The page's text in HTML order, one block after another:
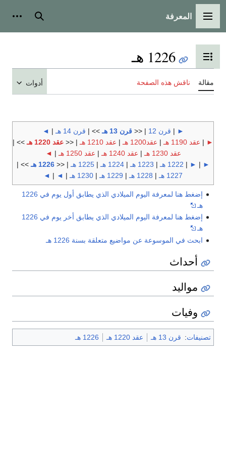
القائمة الرئيسية
المعرفة بحث
تبديل عرض جدول المحتويات
1226 هـ
مقالة ناقش هذه الصفحة أدوات
►
| قرن 12 | <<قرن 13 هـ >> | قرن 14 هـ |
◄
►
| عقد 1190 هـ | عقد1200 هـ | عقد 1210 هـ | << عقد 1220 هـ
>> |
عقد 1230 هـ
| عقد 1240 هـ | عقد 1250 هـ |
◄
►
|
►
| 1222 هـ | 1223 هـ |1224 هـ |1225 هـ | <<1226 هـ
>> |
1227 هـ
| 1228 هـ | 1229 هـ | 1230 هـ |
◄
|
◄
إضغط هنا لمعرفة اليوم الميلادي الذي يطابق أول يوم في 1226
هـ
إضغط هنا لمعرفة اليوم الميلادي الذي يطابق أخر يوم في 1226
هـ
ابحث في الموسوعة عن مواضيع متعلقة بسنة 1226 هـ
أحداث
مواليد
وفيات
تصنيفات: قرن 13 هـ عقد 1220 هـ 1226 هـ